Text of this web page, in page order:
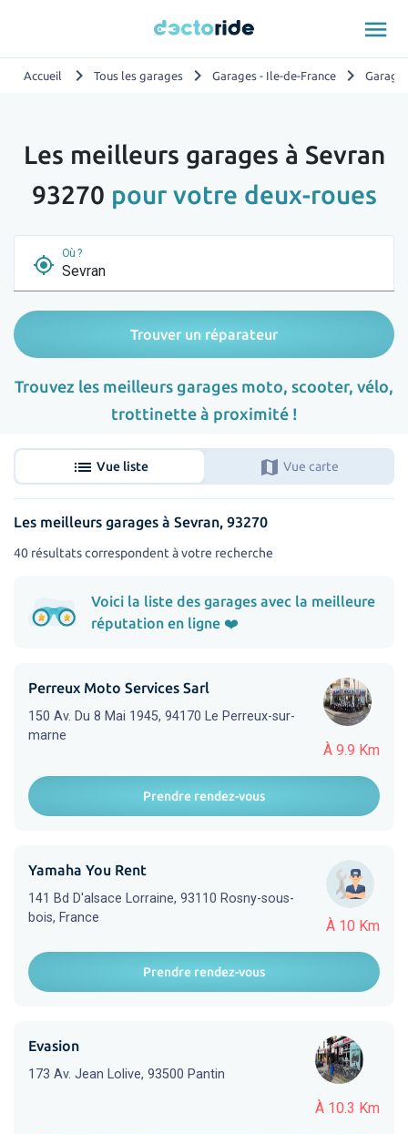
menu
Accueil chevron_right Tous les garages chevron_right Garages - Ile-de-France chevron_right
Les meilleurs garages à Sevran
93270 pour votre deux-roues
my_location
Où ?
Trouver un réparateur
Trouvez les meilleurs garages moto, scooter, vélo,
trottinette à proximité !
list Vue liste map Vue carte
Les meilleurs garages à Sevran, 93270
40 résultats correspondent à votre recherche
Voici la liste des garages avec la meilleure
réputation en ligne ❤️
À 9.9 Km
Perreux Moto Services Sarl
150 Av. Du 8 Mai 1945, 94170 Le Perreux-sur-
marne
Prendre rendez-vous
À 10 Km
Yamaha You Rent
141 Bd D'alsace Lorraine, 93110 Rosny-sous-
bois, France
Prendre rendez-vous
À 10.3 Km
Evasion
173 Av. Jean Lolive, 93500 Pantin